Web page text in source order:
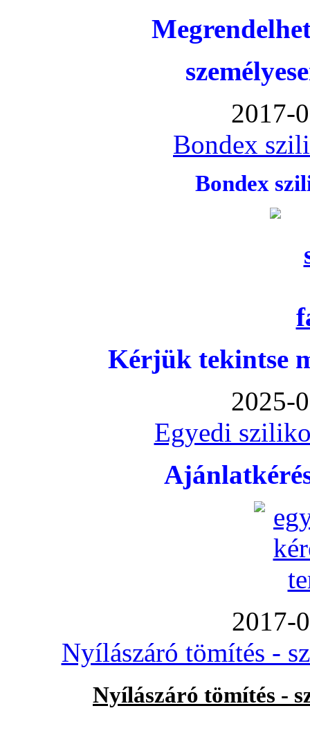
2017-
Bondex
Bondex
Kérjük tekintse
2025-
Egyedi
2017-
Nyílászáró tömítés -
Nyílászáró tömítés -